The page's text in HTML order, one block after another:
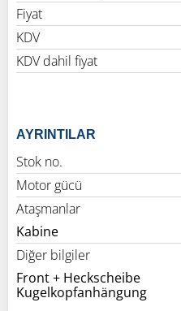
Fiyat
KDV
KDV dahil fiyat
AYRINTILAR
Stok no.
Motor gücü
Ataşmanlar
Kabine
Diğer bilgiler
Front + Heckscheibe
Kugelkopfanhängung